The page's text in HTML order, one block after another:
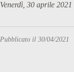
Venerdì, 30 aprile 2021
Pubblicato il 30/04/2021